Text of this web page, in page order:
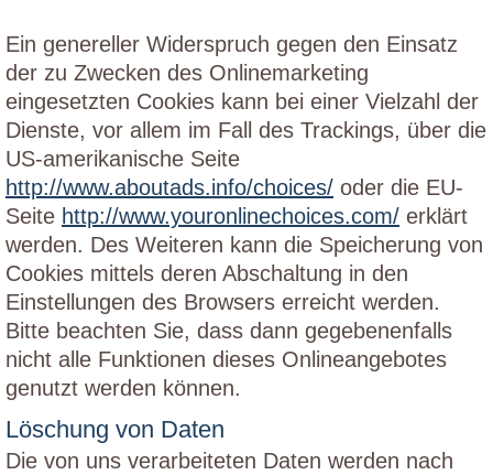
Ein genereller Widerspruch gegen den Einsatz
der zu Zwecken des Onlinemarketing
eingesetzten Cookies kann bei einer Vielzahl der
Dienste, vor allem im Fall des Trackings, über die
US-amerikanische Seite
http://www.aboutads.info/choices/ oder die EU-
Seite http://www.youronlinechoices.com/ erklärt
werden. Des Weiteren kann die Speicherung von
Cookies mittels deren Abschaltung in den
Einstellungen des Browsers erreicht werden.
Bitte beachten Sie, dass dann gegebenenfalls
nicht alle Funktionen dieses Onlineangebotes
genutzt werden können.
Löschung von Daten
Die von uns verarbeiteten Daten werden nach